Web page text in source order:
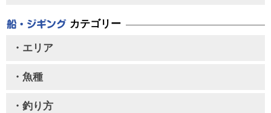
カテゴリー
・エリア
・魚種
・釣り方